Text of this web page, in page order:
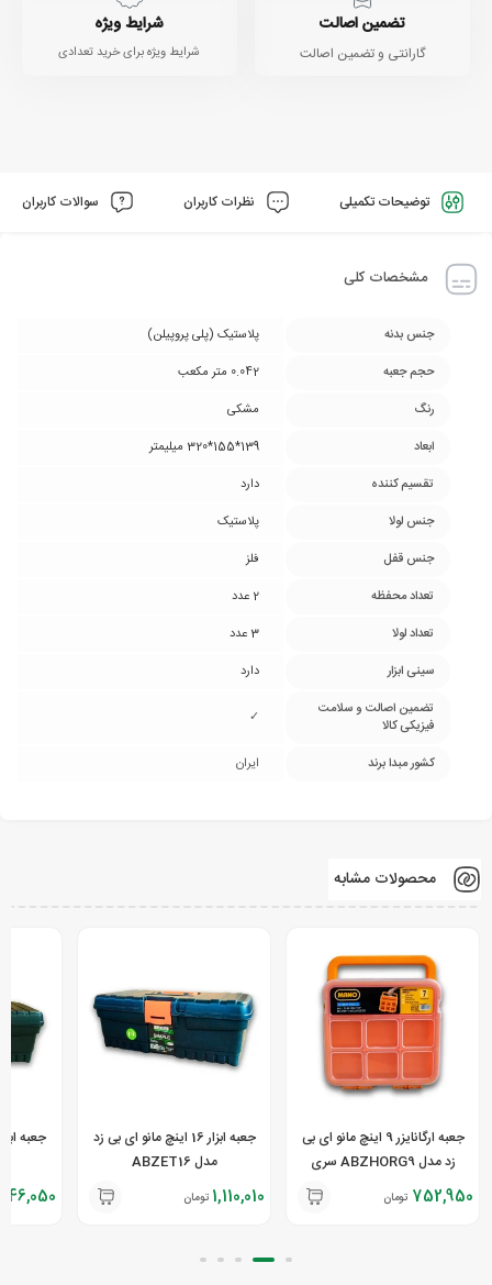
تضمین اصالت
گارانتی و تضمین اصالت
شرایط ویژه
شرایط ویژه برای خرید تعدادی
توضیحات تکمیلی نظرات کاربران سوالات کاربران
مشخصات کلی
جنس بدنه
پلاستیک (پلی پروپیلن)
حجم جعبه
0.042 متر مکعب
رنگ
مشکی
ابعاد
139*155*320 میلیمتر
تقسیم کننده
دارد
جنس لولا
پلاستیک
جنس قفل
فلز
تعداد محفظه
2 عدد
تعداد لولا
3 عدد
سینی ابزار
دارد
تضمین اصالت و سلامت
فیزیکی کالا
✓
کشور مبدا برند ایران
محصولات مشابه
جعبه ارگانایزر 9 اینچ مانو ای بی
زد مدل ABZHORG9 سری
752,950 تومان
جعبه ابزار 16 اینچ مانو ای بی زد
مدل ABZET16
1,110,010 تومان